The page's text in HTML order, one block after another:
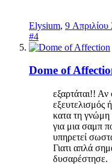
Elysium, 9 Απριλίου
#4
Dome of
εξαρτάται!! Αν
εξευτελισμός
κατα τη γνώμη
για μια σαμπ
υπηρετεί
Γιατι απλά
δυσαρέστησε.